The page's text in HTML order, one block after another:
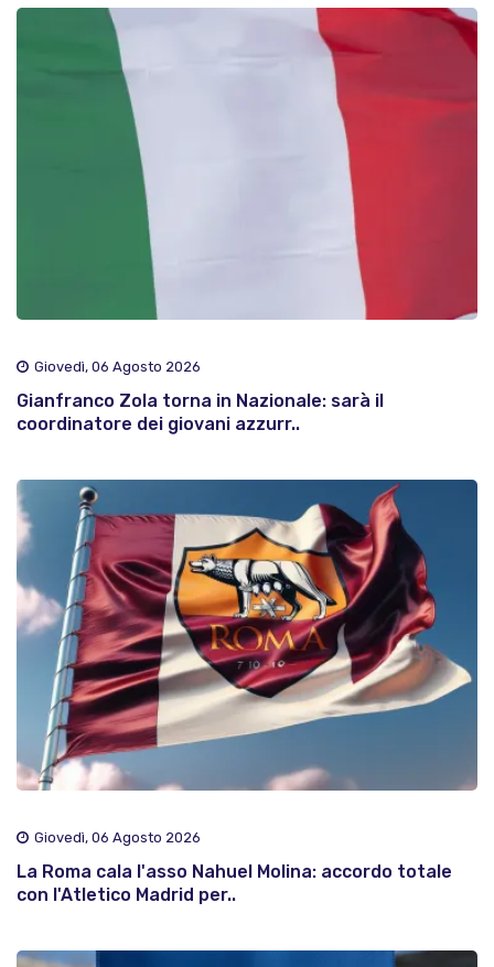
Giovedì, 06 Agosto 2026
Gianfranco Zola torna in Nazionale: sarà il
coordinatore dei giovani azzurr..
Giovedì, 06 Agosto 2026
La Roma cala l'asso Nahuel Molina: accordo totale
con l'Atletico Madrid per..